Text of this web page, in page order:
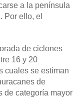
a la península
Por ello, el
de ciclones
16 y 20
cuales se estiman
de
de categoría mayor